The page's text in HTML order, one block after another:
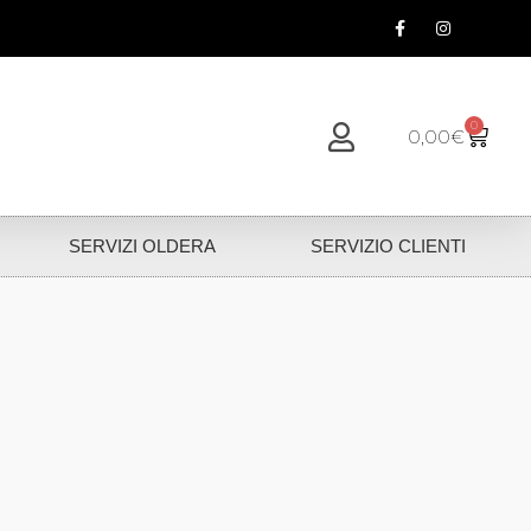
0,00€ 0
SERVIZI OLDERA SERVIZIO CLIENTI